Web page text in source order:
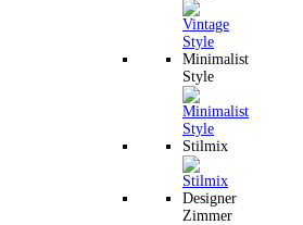
Minimalist
Style
Stilmix
Designer
Zimmer